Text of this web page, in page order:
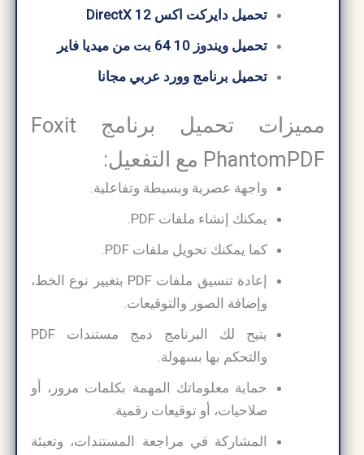
تحميل دايركت اكس 12 DirectX
تحميل ويندوز 10 64 بت من ميديا ​​فاير
تحميل برنامج وورد عربي مجانا
مميزات تحميل برنامج Foxit
PhantomPDF مع التفعيل:
واجهة عصرية وبسيطة وتفاعلية.
يمكنك إنشاء ملفات PDF.
كما يمكنك تحويل ملفات PDF.
إعادة تنسيق ملفات PDF بتغيير نوع الخط،
وإضافة الصور والتوقيعات.
يتيح لك البرنامج دمج مستندات PDF
والتحكم بها بسهولة.
حماية معلوماتك المهمة بكلمات مرور، أو
صلاحيات، أو توقيعات رقمية.
المشاركة في مراجعة المستندات، وتعبئة